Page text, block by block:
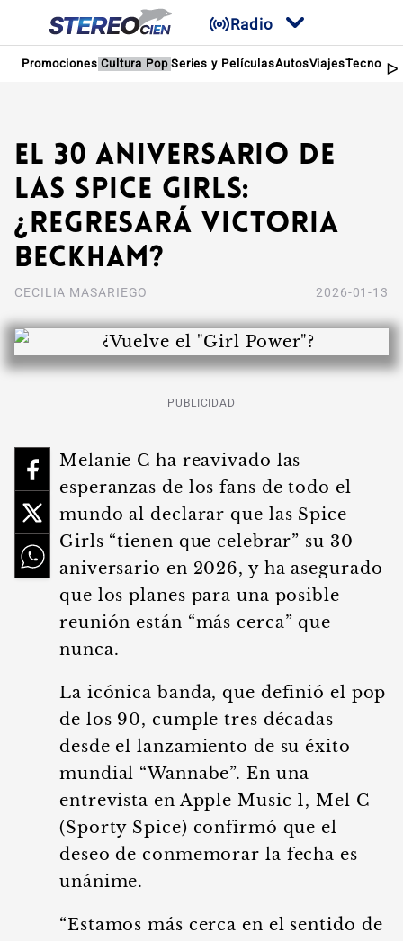
Radio
Promociones Cultura Pop Series y PelículasAutosViajes
El 30 aniversario de
las Spice Girls:
¿Regresará Victoria
Beckham?
CECILIA MASARIEGO 2026-01-13
PUBLICIDAD
Melanie C ha reavivado las
esperanzas de los fans de todo el
mundo al declarar que las Spice
Girls “tienen que celebrar” su 30
aniversario en 2026, y ha asegurado
que los planes para una posible
reunión están “más cerca” que
nunca.
La icónica banda, que definió el pop
de los 90, cumple tres décadas
desde el lanzamiento de su éxito
mundial “Wannabe”. En una
entrevista en Apple Music 1, Mel C
(Sporty Spice) confirmó que el
deseo de conmemorar la fecha es
unánime.
“Estamos más cerca en el sentido de